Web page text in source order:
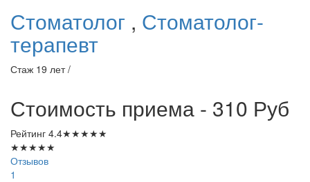
Стоматолог , Стоматолог-
терапевт
Стаж 19 лет /
Стоимость приема - 310 Руб
Рейтинг 4.4★★★★★
★★★★★
Отзывов
1